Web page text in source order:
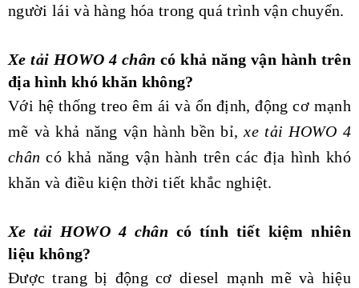
người lái và hàng hóa trong quá trình vận chuyển.
Xe tải HOWO 4 châncó khả năng vận hành trên
địa hình khó khăn không?
Với hệ thống treo êm ái và ổn định, động cơ mạnh
mẽ và khả năng vận hành bền bỉ,xe tải HOWO 4
chân có khả năng vận hành trên các địa hình khó
khăn và điều kiện thời tiết khắc nghiệt.
Xe tải HOWO 4 chân có tính tiết kiệm nhiên
liệu không?
Được trang bị động cơ diesel mạnh mẽ và hiệu